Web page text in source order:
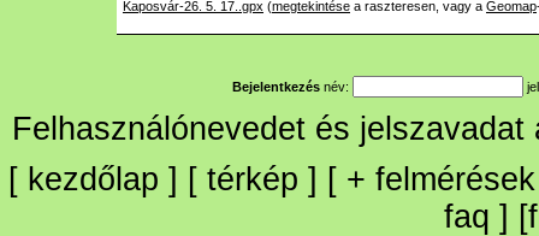
Kaposvár-26. 5. 17..gpx (megtekintése a raszteresen, vagy a Geomap
Bejelentkezés név:
Felhasználónevedet és
[ kezdőlap ] [ térkép ] [ + felmérések
faq ] [